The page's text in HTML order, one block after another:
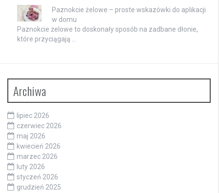
Paznokcie żelowe – proste wskazówki do aplikacji
w domu
Paznokcie żelowe to doskonały sposób na zadbane dłonie,
które przyciągają …
Archiwa
lipiec 2026
czerwiec 2026
maj 2026
kwiecień 2026
marzec 2026
luty 2026
styczeń 2026
grudzień 2025